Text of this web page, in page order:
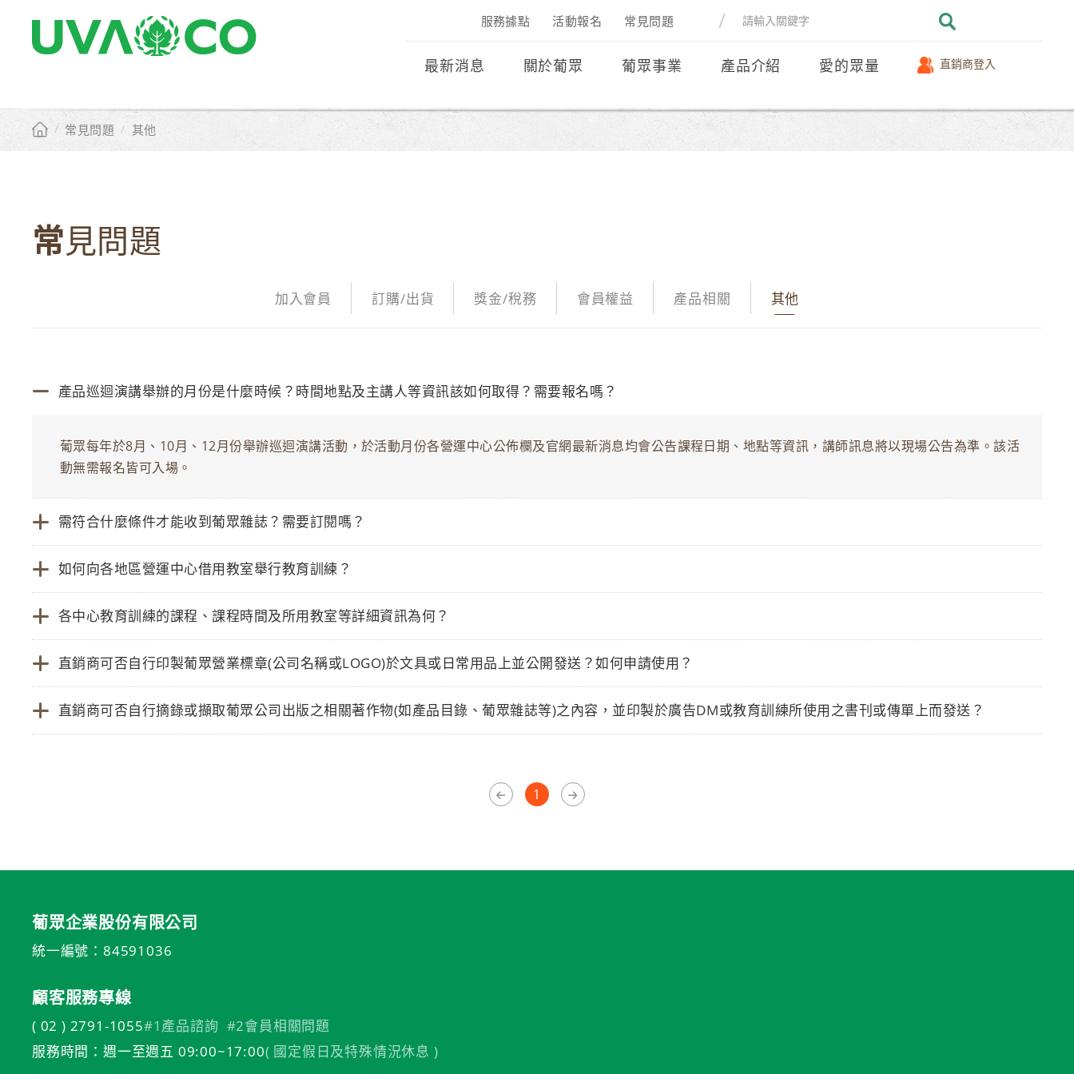
服務據點 活動報名 常見問題
最新消息 關於葡眾 葡眾事業 產品介紹 愛的眾量 直銷商登入
/ 常見問題 / 其他
常見問題
加入會員 訂購/出貨 獎金/稅務 會員權益 產品相關 其他
產品巡迴演講舉辦的月份是什麼時候？時間地點及主講人等資訊該如何取得？需要報名嗎？
葡眾每年於8月、10月、12月份舉辦巡迴演講活動，於活動月份各營運中心公佈欄及官網最新消息均會公告課程日期、地點等資訊，講師訊息將以現場公告為準。該活
動無需報名皆可入場。
需符合什麼條件才能收到葡眾雜誌？需要訂閱嗎？
如何向各地區營運中心借用教室舉行教育訓練？
各中心教育訓練的課程、課程時間及所用教室等詳細資訊為何？
直銷商可否自行印製葡眾營業標章(公司名稱或LOGO)於文具或日常用品上並公開發送？如何申請使用？
直銷商可否自行摘錄或擷取葡眾公司出版之相關著作物(如產品目錄、葡眾雜誌等)之內容，並印製於廣告DM或教育訓練所使用之書刊或傳單上而發送？
1
葡眾企業股份有限公司
統一編號：84591036
顧客服務專線
( 02 ) 2791-1055#1產品諮詢 #2會員相關問題
服務時間：週一至週五 09:00~17:00( 國定假日及特殊情況休息 )